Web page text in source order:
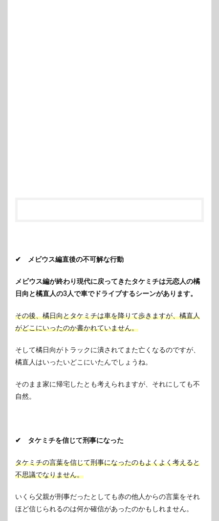
✔ メビウス編直後の不可解な行動
メビウス編が終わり現代に戻ってきたタケミチは元恋人の橘
日向と橘直人の3人で車でドライブするシーンがあります。
その後、橘日向とタケミチは車を降りて歩きますが、橘直人
がどこにいったのか書かれていません。
そして橘日向がトラックに潰されてまた亡くなるのですが、
橘直人はいったいどこにいたんでしょうね。
そのまま家に帰宅したとも考えられますが、それにしても不
自然。
✔ タケミチを信じて刑事になった
タケミチの言葉を信じて刑事になったのもよくよく考えると
不思議でなりません。
いくら父親が刑事だったとしても赤の他人からの言葉をそれ
ほど信じられるのは何か確信があったのかもしれません。